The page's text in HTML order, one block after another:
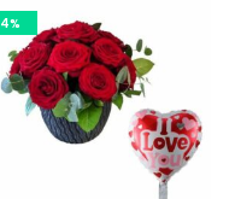
4%